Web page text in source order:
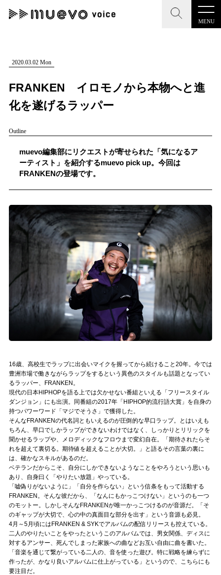
MENU
CLOSE
記事を検索する
人気ワード
#男性SSW #ポップス #女性SSW #ロック
#男性シンガー #HR/HM
CLOSE
"読者の声を形にする”音楽特化メディア
MENU
記事一覧
プレスリリース一覧
会社概要
お問い合わせ
記事リクエスト
ログイン
muevoクラウドファンディング
muevoコミュニティ
ぶいコミュ！by muevo
ぶいマガ！ by muevo
Follow us
Official SNS
2020.03.02 Mon
FRANKEN イロモノから本物へと進
化を遂げるラッパー
Outline
muevo編集部にリクエストが寄せられた「気になるア
ーティスト」を紹介するmuevo pick up。今回は
FRANKENの登場です。
16歳、高校生でラップに出会いマイクを握ってから続けること20年。今では
豊洲市場で働きながらラップをするという異色のスタイルも話題となってい
るラッパー、FRANKEN。
現代の日本HIPHOPを語る上では欠かせない番組といえる「フリースタイル
ダンジョン」にも出演。同番組の2017年「HIPHOP的流行語大賞」を自身の
持つパワーワード「マジでそうさ」で獲得した。
そんなFRANKENの代名詞ともいえるのが圧倒的な早口ラップ。とはいえも
ちろん、早口でしかラップができないわけではなく、しっかりとリリックを
聞かせるラップや、メロディックなフロウまで変幻自在。「期待されたらそ
れを超えて裏切る。期待値を超えることが大切。」と語るその言葉の裏に
は、確かなスキルがあるのだ。
ベテランだからこそ、自分にしかできないようなことをやろうという思いも
あり、自身曰く「やりたい放題」やっている。
「嘘偽りがないように」「自分を作らない」という信条をもって活動する
FRANKEN。そんな彼だから、「なんにもかっこつけない」というのも一つ
のモットー。しかしそんなFRANKENが唯一かっこつけるのが音源だ。「そ
のギャップが大切で、心の中の真面目な部分を出す」という音源も必見。
4月～5月頃にはFRANKEN & SYKでアルバムの配信リリースも控えている。
二人のやりたいことをやったというこのアルバムでは、男女関係、ディスに
対するアンサー、死んでしまった家族への曲などお互い自由に曲を書いた。
「音楽を通じて繋がっている二人の、音を使った遊び。特に戦略を練らずに
作ったが、かなり良いアルバムに仕上がっている」というので、こちらにも
要注目だ。